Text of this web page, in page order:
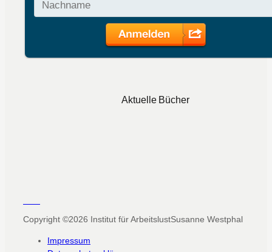
Aktuelle Bücher
Copyright ©2026 Institut für ArbeitslustSusanne Westphal
Impressum